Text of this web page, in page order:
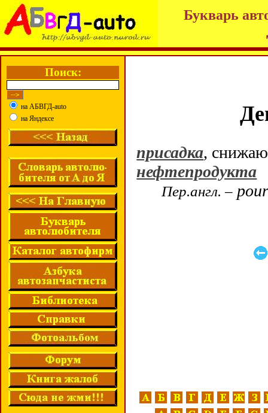
Букварь
Поиск:
на АБВГД-auto
на Яндексе
присадка,
нефтепродукта
Пер.англ. –